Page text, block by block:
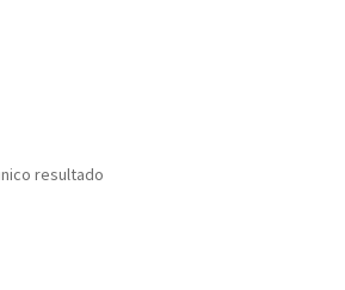
resultado